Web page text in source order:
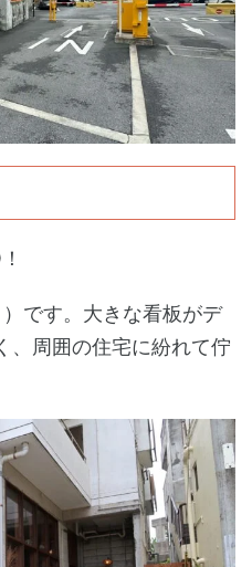
です。大きな看板がデ
、周囲の住宅に紛れて佇